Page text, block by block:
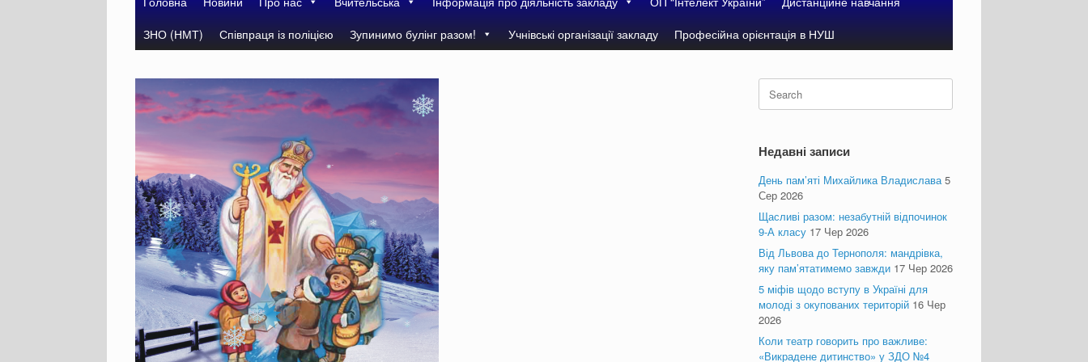
ЗНО (НМТ)
Співпраця із поліцією Зупинимо булінг разом! Учнівські організації закладу Професійна орієнтація в НУШ
Search
for:
Недавні записи
День пам’яті Михайлика Владислава 5
Сер 2026
Щасливі разом: незабутній відпочинок
9-А класу 17 Чер 2026
Від Львова до Тернополя: мандрівка,
яку пам’ятатимемо завжди 17 Чер 2026
5 міфів щодо вступу в Україні для
молоді з окупованих територій 16 Чер
2026
Коли театр говорить про важливе:
«Викрадене дитинство» у ЗДО №4